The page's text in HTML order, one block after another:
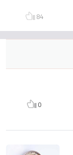
84
0